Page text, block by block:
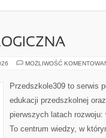
MOŻLIWOŚĆ
Przedszkole309 to serwis
edukacji przedszkolnej
pierwszych latach
To centrum wiedzy, w